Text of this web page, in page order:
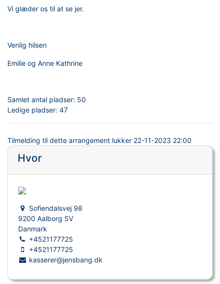
Vi glæder os til at se jer.
Venlig hilsen
Emilie og Anne Kathrine
Samlet antal pladser: 50
Ledige pladser: 47
Tilmelding til dette arrangement lukker 22-11-2023 22:00
Hvor
Sofiendalsvej 98
9200 Aalborg SV
Danmark
+4521177725
+4521177725
kasserer@jensbang.dk